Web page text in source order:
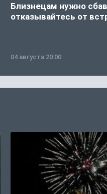
Близнецам нужно
отказывайтесь от
04 августа 20:00